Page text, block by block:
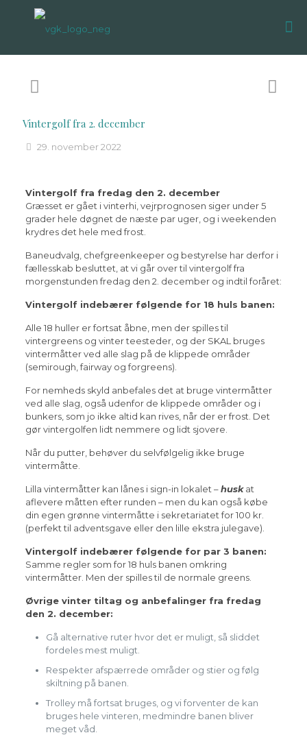
Vintergolf fra 2. december
29. november 2022
Vintergolf fra fredag den 2. december
Græsset er gået i vinterhi, vejrprognosen siger under 5
grader hele døgnet de næste par uger, og i weekenden
krydres det hele med frost.
Baneudvalg, chefgreenkeeper og bestyrelse har derfor i
fællesskab besluttet, at vi går over til vintergolf fra
morgenstunden fredag den 2. december og indtil foråret:
Vintergolf indebærer følgende for 18 huls banen:
Alle 18 huller er fortsat åbne, men der spilles til
vintergreens og vinter teesteder, og der SKAL bruges
vintermåtter ved alle slag på de klippede områder
(semirough, fairway og forgreens).
For nemheds skyld anbefales det at bruge vintermåtter
ved alle slag, også udenfor de klippede områder og i
bunkers, som jo ikke altid kan rives, når der er frost. Det
gør vintergolfen lidt nemmere og lidt sjovere.
Når du putter, behøver du selvfølgelig ikke bruge
vintermåtte.
Lilla vintermåtter kan lånes i sign-in lokalet –huskat
aflevere måtten efter runden – men du kan også købe
din egen grønne vintermåtte i sekretariatet for 100 kr.
(perfekt til adventsgave eller den lille ekstra julegave).
Vintergolf indebærer følgende for par 3 banen:
Samme regler som for 18 huls banen omkring
vintermåtter. Men der spilles til de normale greens.
Øvrige vinter tiltag og anbefalinger fra fredag
den 2. december:
Gå alternative ruter hvor det er muligt, så sliddet
fordeles mest muligt.
Respekter afspærrede områder og stier og følg
skiltning på banen.
Trolley må fortsat bruges, og vi forventer de kan
bruges hele vinteren, medmindre banen bliver
meget våd.